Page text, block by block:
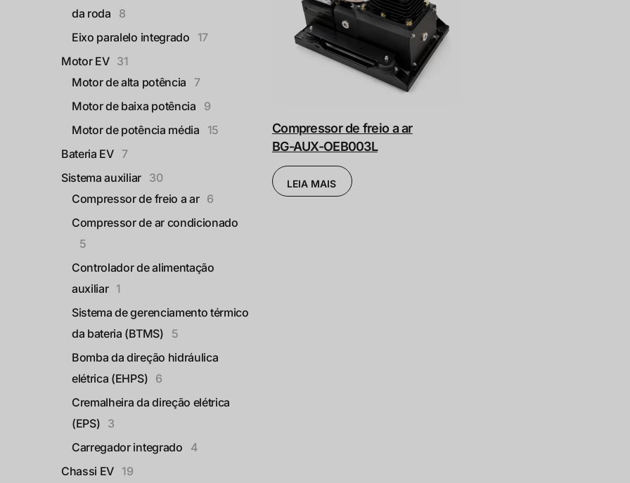
Compressor de freio a ar
BG-AUX-OEB003L
LEIA MAIS
da roda
8
Eixo paralelo integrado
17
Motor EV 31
Motor de alta potência
7
Motor de baixa potência
9
Motor de potência média
15
Bateria EV
7
Sistema auxiliar
30
Compressor de freio a ar 6
Compressor de ar condicionado
5
Controlador de alimentação
auxiliar 1
Sistema de gerenciamento térmico
da bateria (BTMS)
5
Bomba da direção hidráulica
elétrica (EHPS) 6
Cremalheira da direção elétrica
(EPS) 3
Carregador integrado
4
Chassi EV 19